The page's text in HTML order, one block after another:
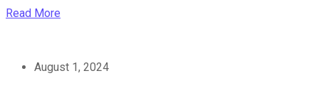
Read More
August 1, 2024